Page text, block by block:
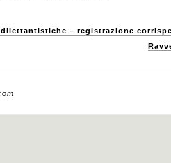
– registrazione